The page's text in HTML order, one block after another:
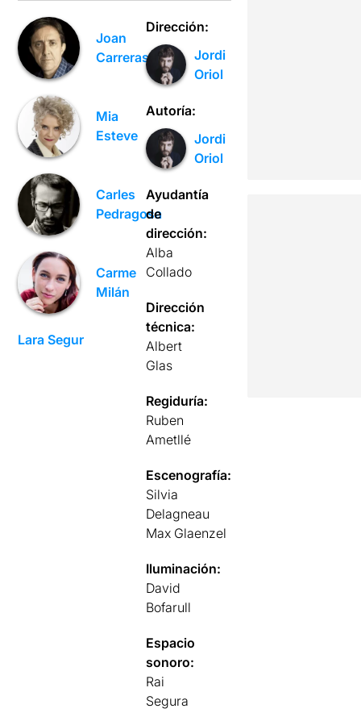
Joan
Carreras
Mia
Esteve
Carles
Pedragosa
Carme
Milán
Lara Segur
Dirección:
Jordi
Oriol
Autoría:
Jordi
Oriol
Ayudantía
de
dirección:
Alba
Collado
Dirección
técnica:
Albert
Glas
Regiduría:
Ruben
Ametllé
Escenografía:
Silvia
Delagneau
Max Glaenzel
Iluminación:
David
Bofarull
Espacio
sonoro:
Rai
Segura